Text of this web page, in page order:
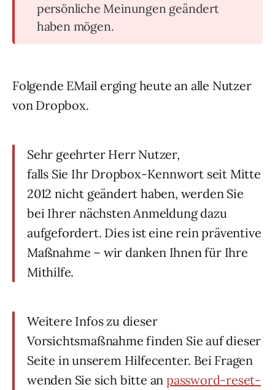
persönliche Meinungen geändert
haben mögen.
Folgende EMail erging heute an alle Nutzer
von Dropbox.
Sehr geehrter Herr Nutzer,
falls Sie Ihr Dropbox-Kennwort seit Mitte
2012 nicht geändert haben, werden Sie
bei Ihrer nächsten Anmeldung dazu
aufgefordert. Dies ist eine rein präventive
Maßnahme – wir danken Ihnen für Ihre
Mithilfe.
Weitere Infos zu dieser
Vorsichtsmaßnahme finden Sie auf dieser
Seite in unserem Hilfecenter. Bei Fragen
wenden Sie sich bitte anpassword-reset-